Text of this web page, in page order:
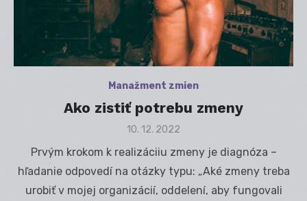
Manažment zmien
Ako zistiť potrebu zmeny
Posted
10. 12. 2022
Prvým krokom k realizáciiu zmeny je diagnóza –
hľadanie odpovedí na otázky typu: „Aké zmeny treba
urobiť v mojej organizácií, oddelení, aby fungovali